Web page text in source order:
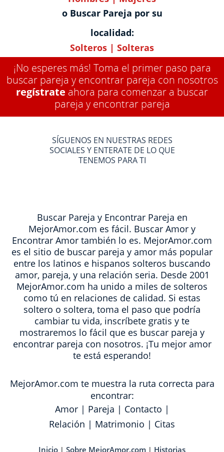
o Buscar Pareja por su
localidad:
Solteros | Solteras
¡No esperes más! Toma el primer paso para
buscar pareja y encontrar pareja con nosotros
regístrate ahora para comenzar a buscar
pareja y encontrar pareja
SÍGUENOS EN NUESTRAS REDES
SOCIALES Y ENTERATE DE LO QUE
TENEMOS PARA TI
Buscar Pareja y Encontrar Pareja en
MejorAmor.com es fácil. Buscar Amor y
Encontrar Amor también lo es. MejorAmor.com
es el sitio de buscar pareja y amor más popular
entre los latinos e hispanos solteros buscando
amor, pareja, y una relación seria. Desde 2001
MejorAmor.com ha unido a miles de solteros
como tú en relaciones de calidad. Si estas
soltero o soltera, toma el paso que podría
cambiar tu vida, inscríbete gratis y te
mostraremos lo fácil que es buscar pareja y
encontrar pareja con nosotros. ¡Tu mejor amor
te está esperando!
MejorAmor.com te muestra la ruta correcta para
encontrar:
Amor| Pareja | Contacto |
Relación | Matrimonio | Citas
Inicio | Sobre MejorAmor.com | Historias